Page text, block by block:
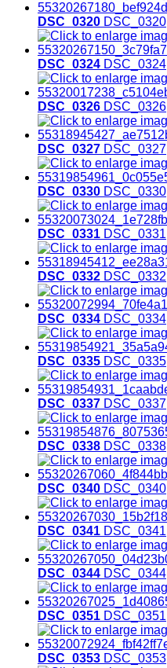
DSC_0320 DSC_0320
DSC_0324 DSC_0324
DSC_0326 DSC_0326
DSC_0327 DSC_0327
DSC_0330 DSC_0330
DSC_0331 DSC_0331
DSC_0332 DSC_0332
DSC_0334 DSC_0334
DSC_0335 DSC_0335
DSC_0337 DSC_0337
DSC_0338 DSC_0338
DSC_0340 DSC_0340
DSC_0341 DSC_0341
DSC_0344 DSC_0344
DSC_0351 DSC_0351
DSC_0353 DSC_0353